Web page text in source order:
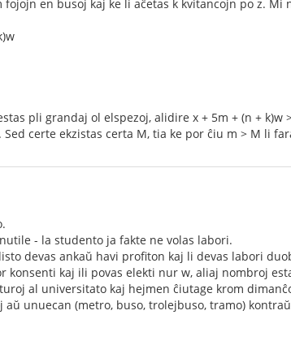
fojojn en busoj kaj ke li aĉetas k kvitancojn po z.
pli grandaj ol elspezoj, alidire x + 5m + (n +
certe ekzistas certa M, tia ke por ĉiu m > M li
- la studento ja fakte ne volas labori.
devas ankaŭ havi profiton kaj li devas labori
konsenti kaj ili povas elekti nur w, aliaj nombroj
al universitato kaj hejmen ĉiutage krom
unuecan (metro, buso, trolejbuso, tramo)